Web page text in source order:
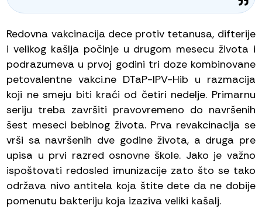
Redovna vakcinacija dece protiv tetanusa, difterije
i velikog kašlja počinje u drugom mesecu života i
podrazumeva u prvoj godini tri doze kombinovane
petovalentne vakci.ne DTaP-IPV-Hib u razmacija
koji ne smeju biti kraći od četiri nedelje. Primarnu
seriju treba završiti pravovremeno do navršenih
šest meseci bebinog života. Prva revakcinacija se
vrši sa navršenih dve godine života, a druga pre
upisa u prvi razred osnovne škole. Jako je važno
ispoštovati redosled imunizacije zato što se tako
održava nivo antitela koja štite dete da ne dobije
pomenutu bakteriju koja izaziva veliki kašalj.